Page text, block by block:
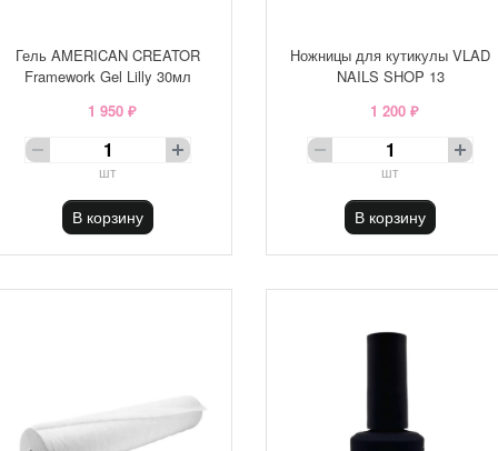
Гель AMERICAN CREATOR
Framework Gel Lilly 30мл
1 950 ₽
шт
В корзину
Ножницы для кутикулы VLAD
NAILS SHOP 13
1 200 ₽
шт
В корзину